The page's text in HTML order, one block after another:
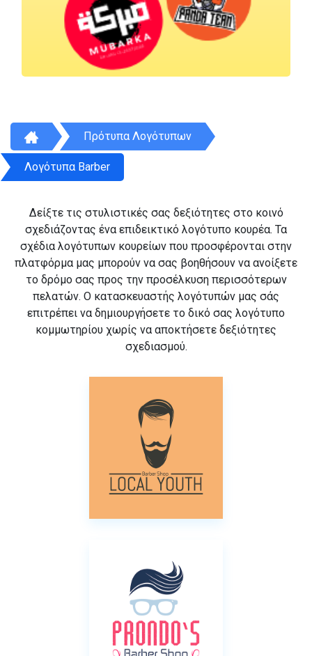
Πρότυπα Λογότυπων
Λογότυπα Barber
Δείξτε τις στυλιστικές σας δεξιότητες στο κοινό
σχεδιάζοντας ένα επιδεικτικό λογότυπο κουρέα. Τα
σχέδια λογότυπων κουρείων που προσφέρονται στην
πλατφόρμα μας μπορούν να σας βοηθήσουν να ανοίξετε
το δρόμο σας προς την προσέλκυση περισσότερων
πελατών. Ο κατασκευαστής λογότυπών μας σάς
επιτρέπει να δημιουργήσετε το δικό σας λογότυπο
κομμωτηρίου χωρίς να αποκτήσετε δεξιότητες
σχεδιασμού.